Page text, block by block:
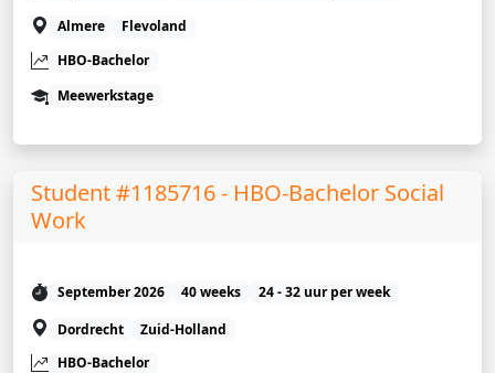
Almere
Flevoland
HBO-Bachelor
Meewerkstage
Student #1185716 - HBO-Bachelor Social
Work
September 2026 40 weeks
24 - 32 uur per week
Dordrecht
Zuid-Holland
HBO-Bachelor